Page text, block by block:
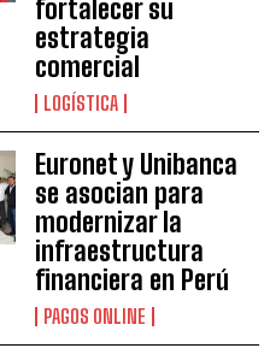
fortalecer su
estrategia
comercial
LOGÍSTICA
Euronet y Unibanca
se asocian para
modernizar la
infraestructura
financiera en Perú
PAGOS ONLINE